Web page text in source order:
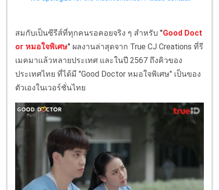
สมกับเป็นซีรีส์ที่ทุกคนรอคอยจริง ๆ สำหรับ "Good Doct
or หมอใจพิเศษ" ผลงานล่าสุดจาก True CJ Creations ที่รี
เมคมาแล้วหลายประเทศ และในปี 2567 ถึงคิวของ
ประเทศไทย ที่ได้มี "Good Doctor หมอใจพิเศษ" เป็นของ
ตัวเองในเวอร์ชั่นไทย